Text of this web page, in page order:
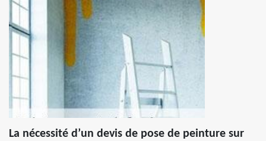
La nécessité d’un devis de pose de peinture sur